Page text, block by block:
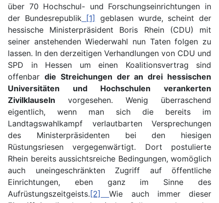
über 70 Hochschul- und Forschungseinrichtungen in
der Bundesrepublik [1] geblasen wurde, scheint der
hessische Ministerpräsident Boris Rhein (CDU) mit
seiner anstehenden Wiederwahl nun Taten folgen zu
lassen. In den derzeitigen Verhandlungen von CDU und
SPD in Hessen um einen Koalitionsvertrag sind
offenbar die Streichungen der an drei hessischen
Universitäten und Hochschulen verankerten
Zivilklauseln vorgesehen. Wenig überraschend
eigentlich, wenn man sich die bereits im
Landtagswahlkampf verlautbarten Versprechungen
des Ministerpräsidenten bei den hiesigen
Rüstungsriesen vergegenwärtigt. Dort postulierte
Rhein bereits aussichtsreiche Bedingungen, womöglich
auch uneingeschränkten Zugriff auf öffentliche
Einrichtungen, eben ganz im Sinne des
Aufrüstungszeitgeists.[2]Wie auch immer dieser